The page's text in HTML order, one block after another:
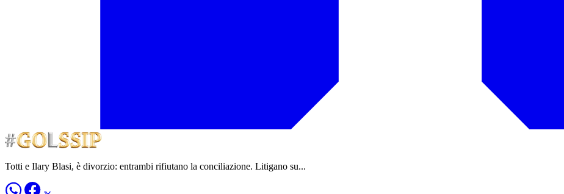
Totti e Ilary Blasi, è divorzio: entrambi rifiutano la conciliazione. Litigano su...